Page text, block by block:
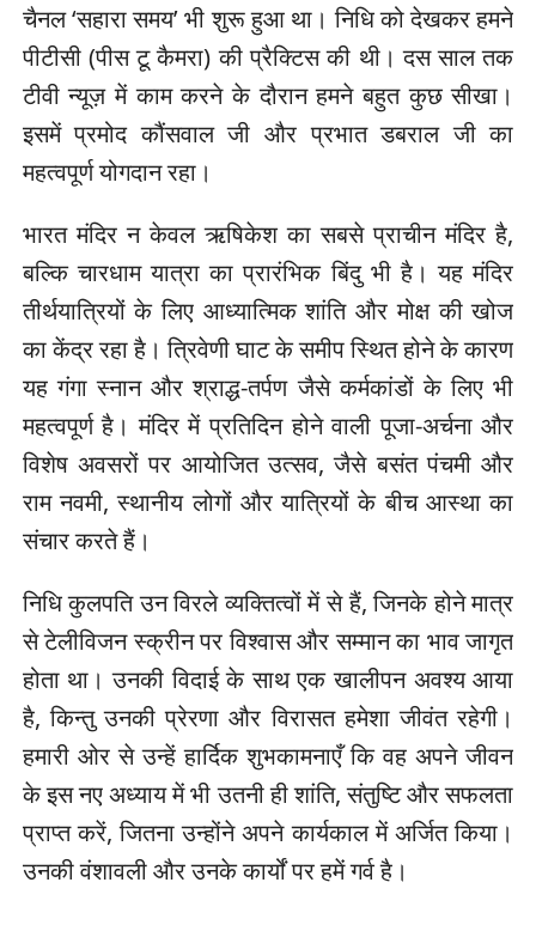
चैनल ‘सहारा समय’ भी शुरू हुआ था। निधि को देखकर हमने
पीटीसी (पीस टू कैमरा) की प्रैक्टिस की थी। दस साल तक
टीवी न्यूज़ में काम करने के दौरान हमने बहुत कुछ सीखा।
इसमें प्रमोद कौंसवाल जी और प्रभात डबराल जी का
महत्वपूर्ण योगदान रहा।
भारत मंदिर न केवल ऋषिकेश का सबसे प्राचीन मंदिर है,
बल्कि चारधाम यात्रा का प्रारंभिक बिंदु भी है। यह मंदिर
तीर्थयात्रियों के लिए आध्यात्मिक शांति और मोक्ष की खोज
का केंद्र रहा है। त्रिवेणी घाट के समीप स्थित होने के कारण
यह गंगा स्नान और श्राद्ध-तर्पण जैसे कर्मकांडों के लिए भी
महत्वपूर्ण है। मंदिर में प्रतिदिन होने वाली पूजा-अर्चना और
विशेष अवसरों पर आयोजित उत्सव, जैसे बसंत पंचमी और
राम नवमी, स्थानीय लोगों और यात्रियों के बीच आस्था का
संचार करते हैं।
निधि कुलपति उन विरले व्यक्तित्वों में से हैं, जिनके होने मात्र
से टेलीविजन स्क्रीन पर विश्वास और सम्मान का भाव जागृत
होता था। उनकी विदाई के साथ एक खालीपन अवश्य आया
है, किन्तु उनकी प्रेरणा और विरासत हमेशा जीवंत रहेगी।
हमारी ओर से उन्हें हार्दिक शुभकामनाएँ कि वह अपने जीवन
के इस नए अध्याय में भी उतनी ही शांति, संतुष्टि और सफलता
प्राप्त करें, जितना उन्होंने अपने कार्यकाल में अर्जित किया।
उनकी वंशावली और उनके कार्यों पर हमें गर्व है।